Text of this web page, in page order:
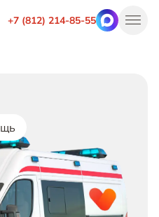
+7 (812) 214-85-55